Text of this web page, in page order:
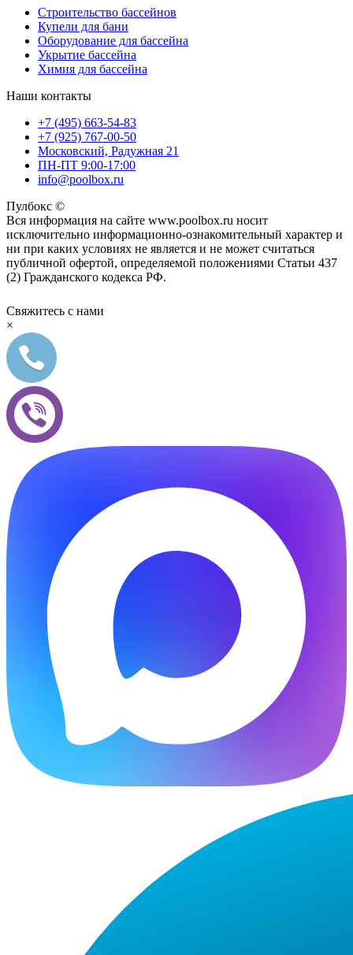
Строительство бассейнов
Купели для бани
Оборудование для бассейна
Укрытие бассейна
Химия для бассейна
Наши контакты
+7 (495) 663-54-83
+7 (925) 767-00-50
Московский, Радужная 21
ПН-ПТ 9:00-17:00
info@poolbox.ru
Пулбокс ©
Вся информация на сайте www.poolbox.ru носит
исключительно информационно-ознакомительный характер и
ни при каких условиях не является и не может считаться
публичной офертой, определяемой положениями Статьи 437
(2) Гражданского кодекса РФ.
Свяжитесь с нами
×